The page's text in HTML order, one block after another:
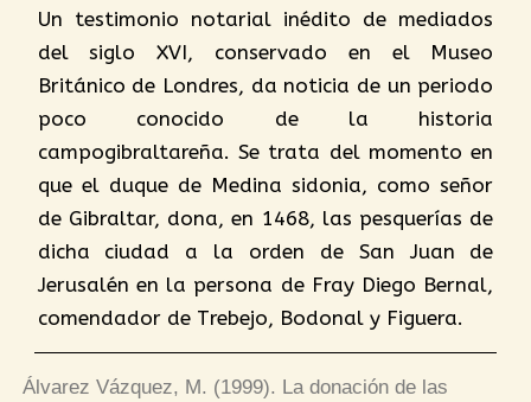
Un testimonio notarial inédito de mediados
del siglo XVI, conservado en el Museo
Británico de Londres, da noticia de un periodo
poco conocido de la historia
campogibraltareña. Se trata del momento en
que el duque de Medina sidonia, como señor
de Gibraltar, dona, en 1468, las pesquerías de
dicha ciudad a la orden de San Juan de
Jerusalén en la persona de Fray Diego Bernal,
comendador de Trebejo, Bodonal y Figuera.
Álvarez Vázquez, M. (1999). La donación de las